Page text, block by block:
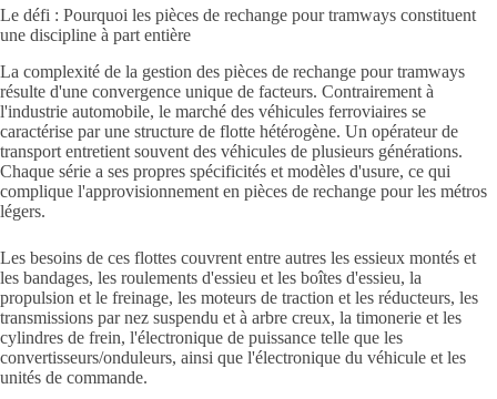
Le défi : Pourquoi les pièces de rechange pour tramways constituent
une discipline à part entière
La complexité de la gestion des pièces de rechange pour tramways
résulte d'une convergence unique de facteurs. Contrairement à
l'industrie automobile, le marché des véhicules ferroviaires se
caractérise par une structure de flotte hétérogène. Un opérateur de
transport entretient souvent des véhicules de plusieurs générations.
Chaque série a ses propres spécificités et modèles d'usure, ce qui
complique l'approvisionnement en pièces de rechange pour les métros
légers.
Les besoins de ces flottes couvrent entre autres les essieux montés et
les bandages, les roulements d'essieu et les boîtes d'essieu, la
propulsion et le freinage, les moteurs de traction et les réducteurs, les
transmissions par nez suspendu et à arbre creux, la timonerie et les
cylindres de frein, l'électronique de puissance telle que les
convertisseurs/onduleurs, ainsi que l'électronique du véhicule et les
unités de commande.